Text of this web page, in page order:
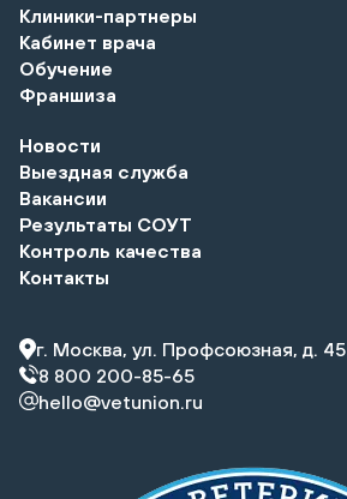
Клиники-партнеры
Кабинет врача
Обучение
Франшиза
Новости
Выездная служба
Вакансии
Результаты СОУТ
Контроль качества
Контакты
г. Москва, ул. Профсоюзная, д. 45
8 800 200-85-65
hello@vetunion.ru